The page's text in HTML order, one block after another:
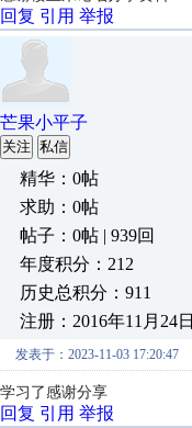
回复 引用 举报
芒果小平子
关注 私信
精华：0帖
求助：0帖
帖子：0帖 | 939回
年度积分：212
历史总积分：911
注册：2016年11月24日
发表于：2023-11-03 17:20:47
学习了感谢分享
回复 引用 举报